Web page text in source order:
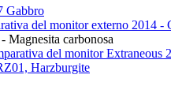
Gabbro
del monitor externo 2014 -
carbonosa
del monitor Extraneous
Harzburgite